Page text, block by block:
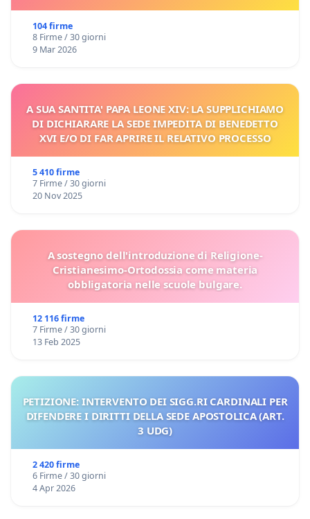
104 firme
8 Firme / 30 giorni
9 Mar 2026
A SUA SANTITA' PAPA LEONE XIV: LA SUPPLICHIAMO
DI DICHIARARE LA SEDE IMPEDITA DI BENEDETTO
XVI E/O DI FAR APRIRE IL RELATIVO PROCESSO
5 410 firme
7 Firme / 30 giorni
20 Nov 2025
A sostegno dell'introduzione di Religione-
Cristianesimo-Ortodossia come materia
obbligatoria nelle scuole bulgare.
12 116 firme
7 Firme / 30 giorni
13 Feb 2025
PETIZIONE: INTERVENTO DEI SIGG.RI CARDINALI PER
DIFENDERE I DIRITTI DELLA SEDE APOSTOLICA (ART.
3 UDG)
2 420 firme
6 Firme / 30 giorni
4 Apr 2026